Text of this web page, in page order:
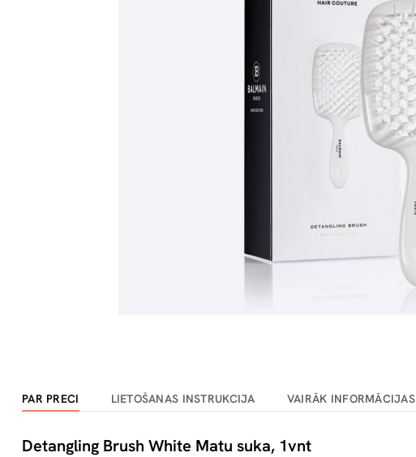
PAR PRECI LIETOŠANAS INSTRUKCIJA VAIRĀK INFORMĀCIJAS
Detangling Brush White Matu suka, 1vnt